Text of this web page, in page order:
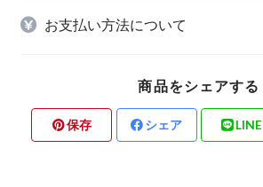
お支払い方法について
商品をシェアする
保存 シェア LINE